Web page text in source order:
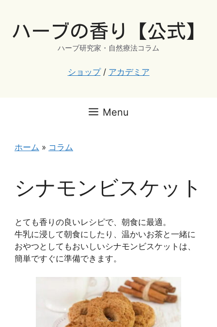
ハーブの香り【公式】
ハーブ研究家・自然療法コラム
ショップ/ アカデミア
Menu
ホーム » コラム
シナモンビスケット
とても香りの良いレシピで、朝食に最適。
牛乳に浸して朝食にしたり、温かいお茶と一緒に
おやつとしてもおいしいシナモンビスケットは、
簡単ですぐに準備できます。